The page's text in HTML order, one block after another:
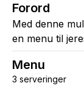
Forord
Med denne
en menu til
Menu
3 serveringer